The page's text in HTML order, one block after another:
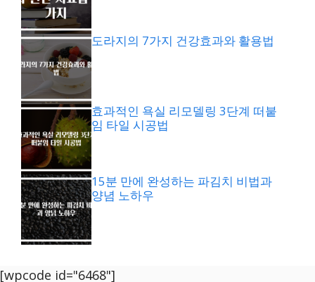
도라지의 7가지 건강효과와 활용법
효과적인 욕실 리모델링 3단계 떠붙
임 타일 시공법
15분 만에 완성하는 파김치 비법과
양념 노하우
[wpcode id="6468"]